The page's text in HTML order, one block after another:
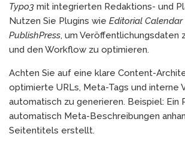
Typo3 mit integrierten Redaktions- und
Nutzen Sie Plugins wie Editorial Calendar
PublishPress, um Veröffentlichungsdaten
und den Workflow zu optimieren.
Achten Sie auf eine klare Content-
optimierte URLs, Meta-Tags und interne
automatisch zu generieren. Beispiel: Ein
automatisch Meta-Beschreibungen
Seitentitels erstellt.